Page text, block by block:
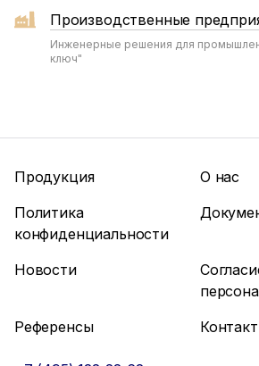
Производственные
Инженерные решения для
ключ"
Продукция
О нас
Политика
конфиденциальности
Новости
Референсы